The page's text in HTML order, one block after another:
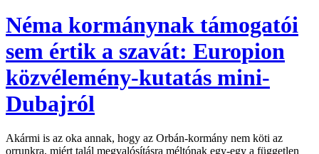
Néma kormánynak támogatói
sem értik a szavát: Europion
közvélemény-kutatás mini-
Dubajról
Akármi is az oka annak, hogy az Orbán-kormány nem köti az
orrunkra, miért talál megvalósításra méltónak egy-egy a független